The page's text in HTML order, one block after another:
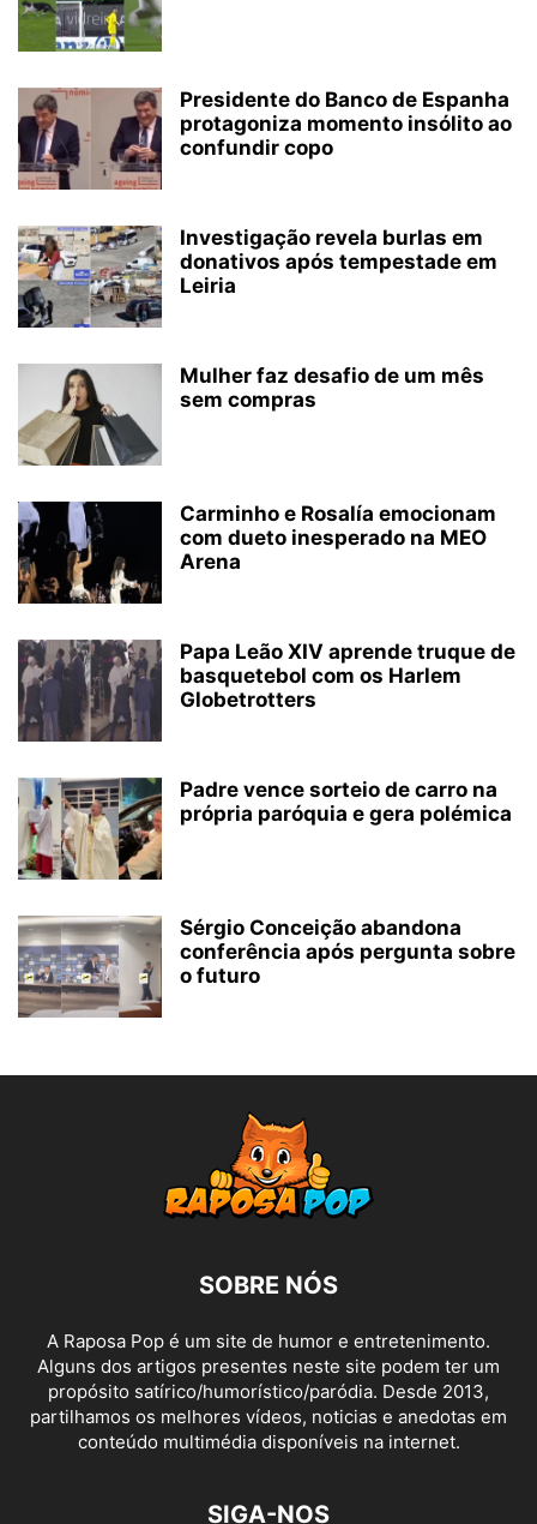
Presidente do Banco de Espanha
protagoniza momento insólito ao
confundir copo
Investigação revela burlas em
donativos após tempestade em
Leiria
Mulher faz desafio de um mês
sem compras
Carminho e Rosalía emocionam
com dueto inesperado na MEO
Arena
Papa Leão XIV aprende truque de
basquetebol com os Harlem
Globetrotters
Padre vence sorteio de carro na
própria paróquia e gera polémica
Sérgio Conceição abandona
conferência após pergunta sobre
o futuro
SOBRE NÓS
A Raposa Pop é um site de humor e entretenimento.
Alguns dos artigos presentes neste site podem ter um
propósito satírico/humorístico/paródia. Desde 2013,
partilhamos os melhores vídeos, noticias e anedotas em
conteúdo multimédia disponíveis na internet.
SIGA-NOS